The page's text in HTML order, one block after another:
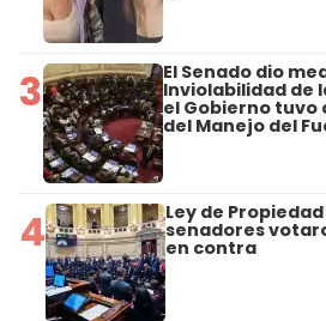
3 El Senado dio
Inviolabilidad de
el Gobierno tuvo
del Manejo del
4 Ley de
senadores
en contra